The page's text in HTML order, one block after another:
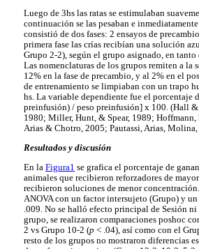
Luego de 3hs las ratas se estimulaban
continuación se las pesaban e
consistió de dos fases: 2 ensayos de
primera fase las crías recibían una solución
Grupo 2-2), según el grupo asignado, en
Las nomenclaturas de los grupos remiten a
12% en la fase de precambio, y al 2% en el
de entrenamiento se limpiaban con un trapo
hs. La variable dependiente fue el porcentaje
preinfusión) / peso preinfusión] x 100. (Hall
1980; Miller, Hunt, & Spear, 1989;
Arias & Chotro, 2005; Pautassi, Arias,
Resultados y discusión
En la Figura1 se grafica el porcentaje de
animales que recibieron reforzadores de
recibieron soluciones de menor
ANOVA con un factor intersujeto (Grupo) y
.009. No se halló efecto principal de Sesión
grupo, se realizaron comparaciones poshoc
2 vs Grupo 10-2 (p < .04), así como con el
resto de los grupos no mostraron diferencias